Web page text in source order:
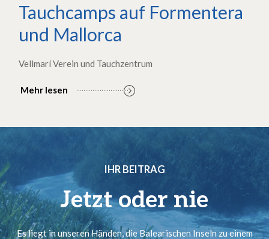
Tauchcamps auf Formentera
und Mallorca
Vellmarí Verein und Tauchzentrum
Mehr lesen
IHR BEITRAG
Jetzt oder nie
Es liegt in unseren Händen, die Balearischen Inseln zu einem